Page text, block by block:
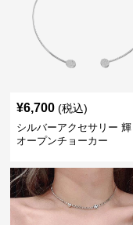
¥6,700 (税込)
シルバーアクセサリー
オープンチョーカー